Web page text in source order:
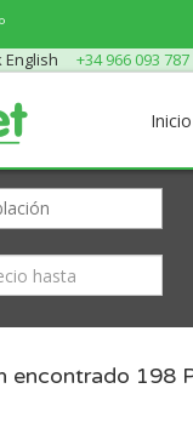
English +34 966 093 787
Inicio
encontrado 198